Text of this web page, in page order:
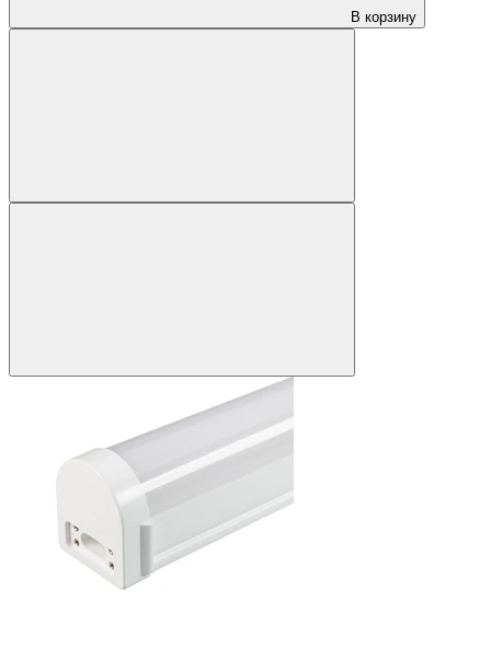
В корзину